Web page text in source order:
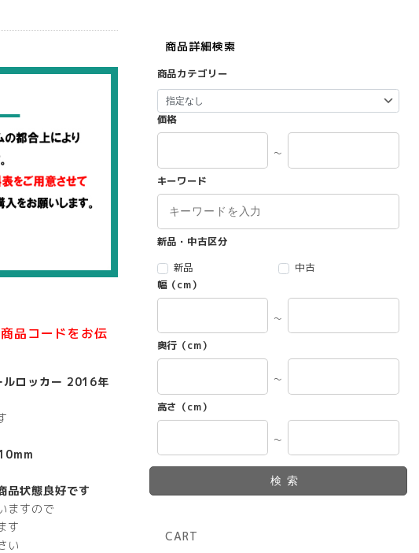
品コードをお伝
ルロッカー 2016年
品状態良好です
ますので
す
い
商品詳細検索
商品カテゴリー
価格
～
キーワード
新品・中古区分
新品
中古
幅（cm）
～
奥行（cm）
～
高さ（cm）
～
検索
CART